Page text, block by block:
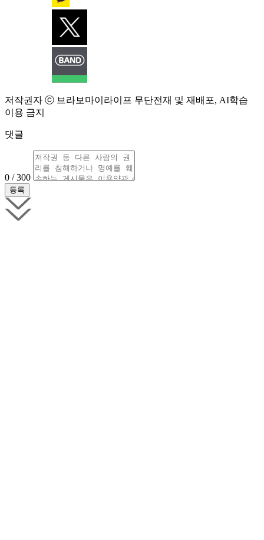
저작권자 ⓒ 브라보마이라이프 무단전재 및 재배포, AI학습
이용 금지
댓글
0 / 300